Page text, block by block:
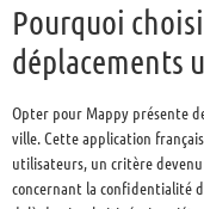
Pourquoi
déplacements
Opter pour Mappy présente
ville. Cette application
utilisateurs, un critère
concernant la confidentialité